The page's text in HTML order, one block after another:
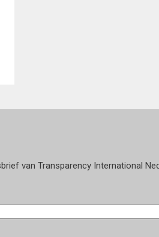
van Transparency International